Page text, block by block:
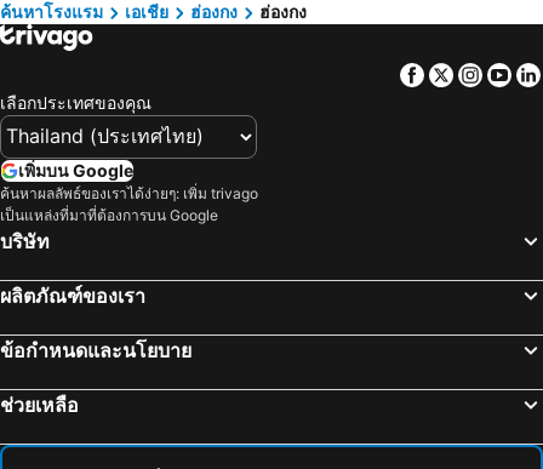
Garden View Hong Kong
One96
เดอะ พัตแมน
Empire Hotel Hong Kong - Wan Chai
สลีป - แคปซูล โฮเทล
โรงแรมคิว กรีน หว่านไจ๋ ฮ่องกง (ชื่อเดิม เมโทรพาร์ค หว่านไจ๋)
Skyview Hostel
O' Hotel
JEN Hong Kong by Shangri-La
Star City Hotel
ค้นหาโรงแรม เอเชีย ฮ่องกง ฮ่องกง
Facebook
Twitter
เลือกประเทศของคุณ
เพิ่มบน Google
ค้นหาผลลัพธ์ของเราได้ง่ายๆ: เพิ่ม trivago
เป็นแหล่งที่มาที่ต้องการบน Google
บริษัท
ผลิตภัณฑ์ของเรา
ข้อกำหนดและนโยบาย
ช่วยเหลือ